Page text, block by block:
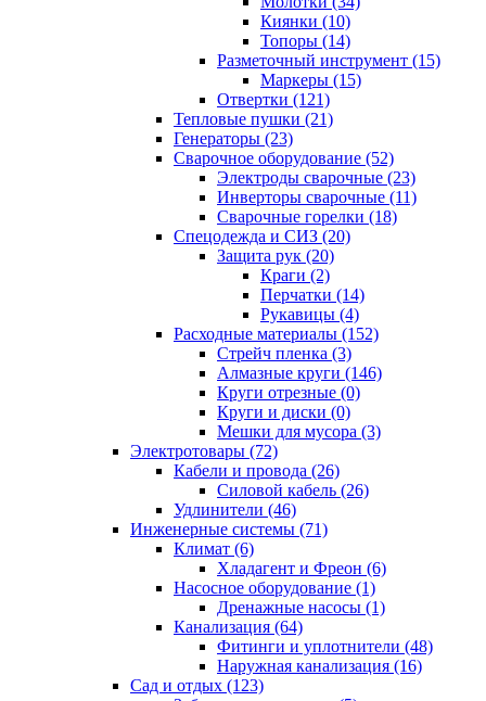
Киянки (10)
Топоры (14)
Разметочный инструмент (15)
Маркеры (15)
Отвертки (121)
Тепловые пушки (21)
Генераторы (23)
Сварочное оборудование (52)
Электроды сварочные (23)
Инверторы сварочные (11)
Сварочные горелки (18)
Спецодежда и СИЗ (20)
Защита рук (20)
Краги (2)
Перчатки (14)
Рукавицы (4)
Расходные материалы (152)
Стрейч пленка (3)
Алмазные круги (146)
Круги отрезные (0)
Круги и диски (0)
Мешки для мусора (3)
Электротовары (72)
Кабели и провода (26)
Силовой кабель (26)
Удлинители (46)
Инженерные системы (71)
Климат (6)
Хладагент и Фреон (6)
Насосное оборудование (1)
Дренажные насосы (1)
Канализация (64)
Фитинги и уплотнители (48)
Наружная канализация (16)
Сад и отдых (123)